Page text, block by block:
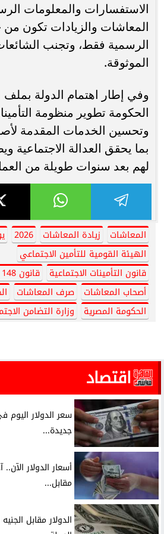
الاستفسارات والمعلومات
المعاشات والزيادات تكون من
الرسمية فقط، وتجنب
الموثوقة.
وفي إطار اهتمام الدولة
الحكومة تطوير منظومة
وتحسين الخدمات المقدمة
بما يحقق العدالة الاجتماعية
لهم بعد سنوات طويلة من
المعاشات زيادة المعاشات 2026
الهيئة القومية للتأمين الاجتماعي
قانون التأمينات الاجتماعية
قانون 148 لسنة 2019
أصحاب المعاشات
صرف المعاشات
الحكومة المصرية
وزارة التضامن
اقتصاد
سعر الدولار اليوم
جديدة...
أسعار الدولار
مقابل...
الدولار مقابل